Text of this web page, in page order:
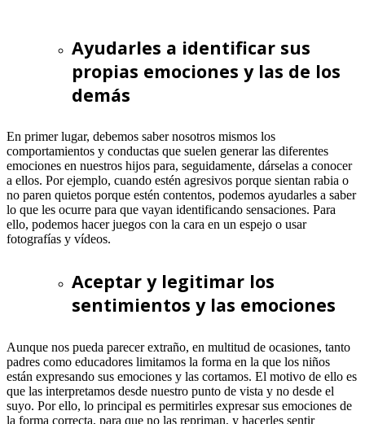
Ayudarles a identificar sus
propias emociones y las de los
demás
En primer lugar, debemos saber nosotros mismos los
comportamientos y conductas que suelen generar las diferentes
emociones en nuestros hijos para, seguidamente, dárselas a conocer
a ellos. Por ejemplo, cuando estén agresivos porque sientan rabia o
no paren quietos porque estén contentos, podemos ayudarles a saber
lo que les ocurre para que vayan identificando sensaciones. Para
ello, podemos hacer juegos con la cara en un espejo o usar
fotografías y vídeos.
Aceptar y legitimar los
sentimientos y las emociones
Aunque nos pueda parecer extraño, en multitud de ocasiones, tanto
padres como educadores limitamos la forma en la que los niños
están expresando sus emociones y las cortamos. El motivo de ello es
que las interpretamos desde nuestro punto de vista y no desde el
suyo. Por ello, lo principal es permitirles expresar sus emociones de
la forma correcta, para que no las repriman, y hacerles sentir